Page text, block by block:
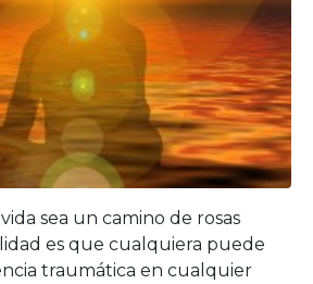
sea un camino de rosas
es que cualquiera puede
traumática en cualquier